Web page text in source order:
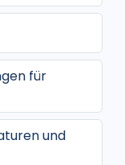
für
und